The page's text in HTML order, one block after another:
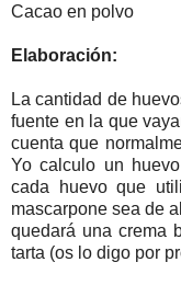
Cacao en polvo
Elaboración:
La cantidad de
fuente en la que
cuenta que
Yo calculo un
cada huevo que
mascarpone sea de
quedará una crema
tarta (os lo digo por